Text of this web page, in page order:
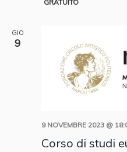
GRATUITO
GIO
9
Corso di studi
9 NOVEMBRE 2023 @